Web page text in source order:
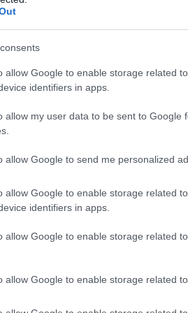
allow Google to enable storage related
identifiers in apps.
allow my user data to be sent to Google
allow Google to send me personalized
allow Google to enable storage related
identifiers in apps.
allow Google to enable storage related
allow Google to enable storage related
της
της εξαιτίας
FOX σε επίσημη δήλωσή
υπάλληλοι της εταιρείας
κολοσσό
Lines με τους 520 νεκρούς
του